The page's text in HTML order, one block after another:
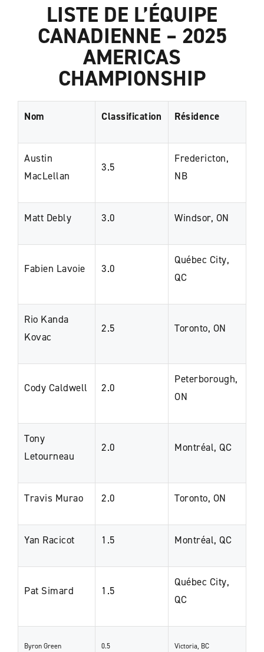
LISTE DE L’ÉQUIPE
CANADIENNE – 2025
AMERICAS
CHAMPIONSHIP
Nom Classification Résidence
Austin
MacLellan
3.5
Fredericton,
NB
Matt Debly 3.0 Windsor, ON
Fabien Lavoie 3.0
Québec City,
QC
Rio Kanda
Kovac
2.5 Toronto, ON
Cody Caldwell 2.0
Peterborough,
ON
Tony
Letourneau
2.0 Montréal, QC
Travis Murao 2.0 Toronto, ON
Yan Racicot 1.5 Montréal, QC
Pat Simard 1.5
Québec City,
QC
Byron Green 0.5 Victoria, BC